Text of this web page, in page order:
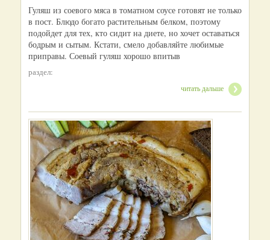
Гуляш из соевого мяса в томатном соусе готовят не только
в пост. Блюдо богато растительным белком, поэтому
подойдет для тех, кто сидит на диете, но хочет оставаться
бодрым и сытым. Кстати, смело добавляйте любимые
приправы. Соевый гуляш хорошо впитыв
раздел:
читать дальше